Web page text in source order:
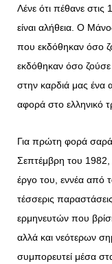
Λένε ότι πέθανε
είναι αλήθεια. Ο
που εκδόθηκαν όσο
εκδόθηκαν όσο
στην καρδιά μας
αφορά στο ελληνικό
Για πρώτη φορά
Σεπτέμβρη του 1982,
έργο του, εννέα από
τέσσερις
ερμηνευτών που
αλλά και νεότερων
συμπορευτεί μέσα